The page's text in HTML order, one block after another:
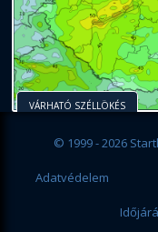
VÁRHATÓ SZÉLLÖKÉS
© 1999 - 2026
Adatvédelem